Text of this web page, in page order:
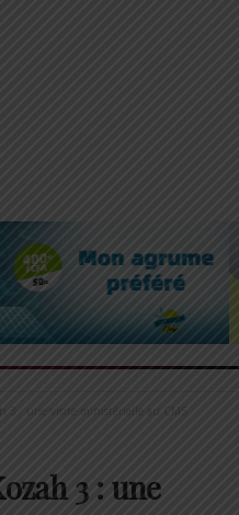
3 : une visite ministérielle au CMS
3 : une